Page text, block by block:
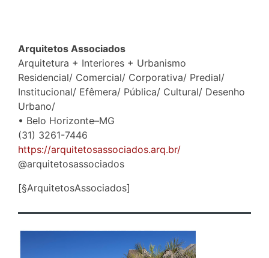
Arquitetos Associados
Arquitetura + Interiores + Urbanismo
Residencial/ Comercial/ Corporativa/ Predial/
Institucional/ Efêmera/ Pública/ Cultural/ Desenho
Urbano/
• Belo Horizonte–MG
(31) 3261-7446
https://arquitetosassociados.arq.br/
@arquitetosassociados
[§ArquitetosAssociados]